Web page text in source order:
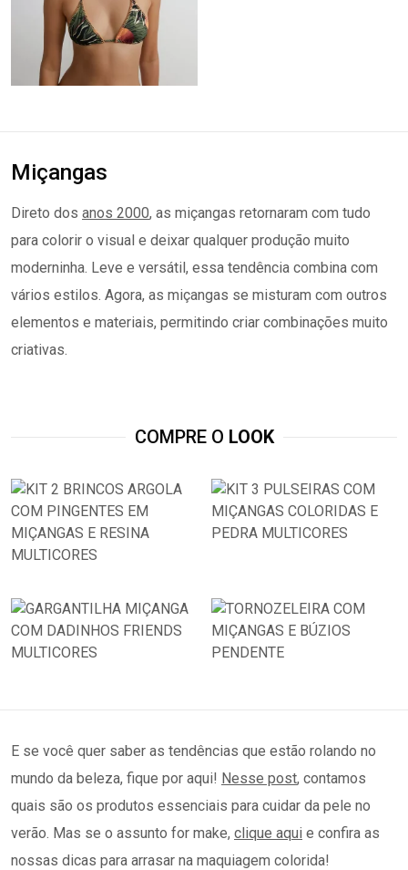
Miçangas
Direto dos anos 2000, as miçangas retornaram com tudo
para colorir o visual e deixar qualquer produção muito
moderninha. Leve e versátil, essa tendência combina com
vários estilos. Agora, as miçangas se misturam com outros
elementos e materiais, permitindo criar combinações muito
criativas.
COMPRE O LOOK
E se você quer saber as tendências que estão rolando no
mundo da beleza, fique por aqui! Nesse post, contamos
quais são os produtos essenciais para cuidar da pele no
verão. Mas se o assunto for make, clique aqui e confira as
nossas dicas para arrasar na maquiagem colorida!